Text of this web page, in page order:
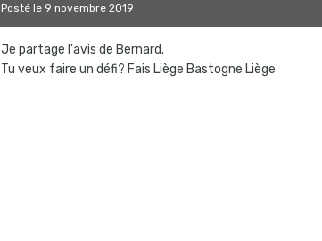
Postéle 9 novembre 2019
Je partage l'avis de Bernard.
Tu veux faire un défi? Fais Liège Bastogne Liège